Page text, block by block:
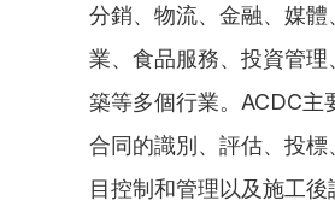
分銷、物流、金融、媒體
業、食品服務、投資管理
築等多個行業。ACDC主
合同的識別、評估、投標
目控制和管理以及施工後